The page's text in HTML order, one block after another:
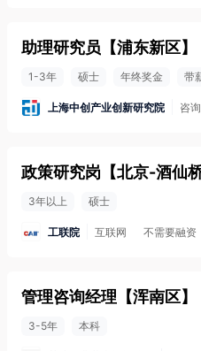
助理研究员 【浦东新区】
1-3年 硕士 年终奖金 带
上海中创产业创新研究院 咨
政策研究岗 【北京-酒仙
3年以上 硕士
工联院 互联网 不需要融资
管理咨询经理 【浑南区】
3-5年 本科